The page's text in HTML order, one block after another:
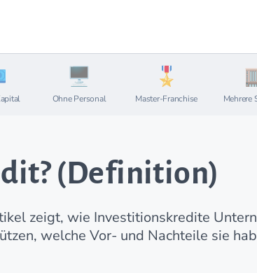
Ohne Personal Master-Franchise Mehrere
(Definition)
zeigt, wie Investitionskredite
welche Vor- und Nachteile sie